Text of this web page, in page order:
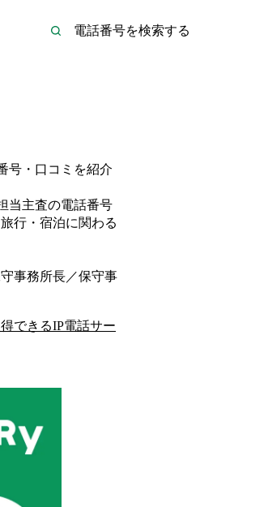
号・口コミを紹介
当主査の電話番号
旅行・宿泊に関わる
事務所長／保守事
得できるIP電話サー